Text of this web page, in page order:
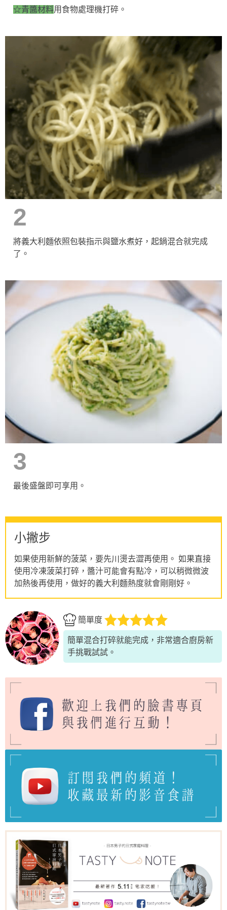
☆青醬材料用食物處理機打碎。
2
將義大利麵依照包裝指示與鹽水煮好，起鍋混合就完成
了。
3
最後盛盤即可享用。
小撇步
如果使用新鮮的菠菜，要先川燙去澀再使用。 如果直接
使用冷凍菠菜打碎，醬汁可能會有點冷，可以稍微微波
加熱後再使用，做好的義大利麵熱度就會剛剛好。
簡單度
簡單混合打碎就能完成，非常適合廚房新
手挑戰試試。